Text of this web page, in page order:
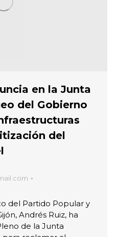
en la Junta
del Gobierno
del
del Partido Popular y
Andrés Ruiz, ha
de la Junta